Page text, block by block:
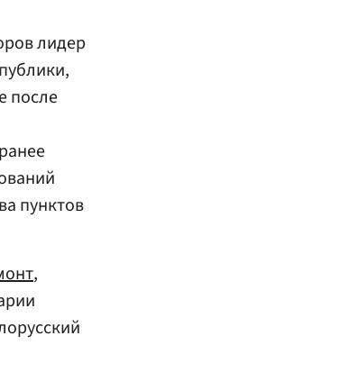
лидер
после
пунктов
,